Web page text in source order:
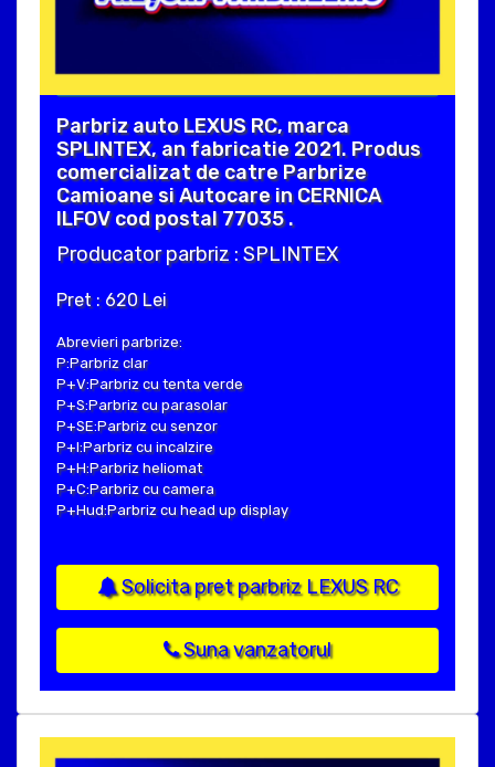
Parbriz auto LEXUS RC, marca
SPLINTEX, an fabricatie 2021. Produs
comercializat de catre Parbrize
Camioane si Autocare in CERNICA
ILFOV cod postal 77035 .
Producator parbriz : SPLINTEX
Pret : 620 Lei
Abrevieri parbrize:
P:Parbriz clar
P+V:Parbriz cu tenta verde
P+S:Parbriz cu parasolar
P+SE:Parbriz cu senzor
P+I:Parbriz cu incalzire
P+H:Parbriz heliomat
P+C:Parbriz cu camera
P+Hud:Parbriz cu head up display
Solicita pret parbriz LEXUS RC
Suna vanzatorul